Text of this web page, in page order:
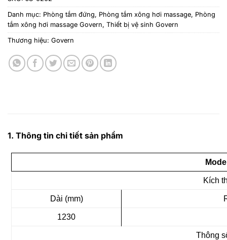
Danh mục: Phòng tắm đứng, Phòng tắm xông hơi massage, Phòng
tắm xông hơi massage Govern, Thiết bị vệ sinh Govern
Thương hiệu: Govern
1. Thông tin chi tiết sản phẩm
Kích
Dài (mm)
1230
Thông